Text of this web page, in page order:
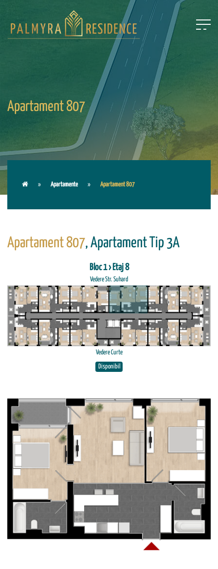
Apartament 807
Apartamente Apartament 807
Apartament 807, Apartament Tip 3A
Bloc 1 › Etaj 8
Vedere Str. Suhard
Vedere Curte
Disponibil